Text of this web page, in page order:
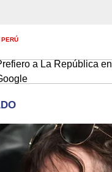
a La República en